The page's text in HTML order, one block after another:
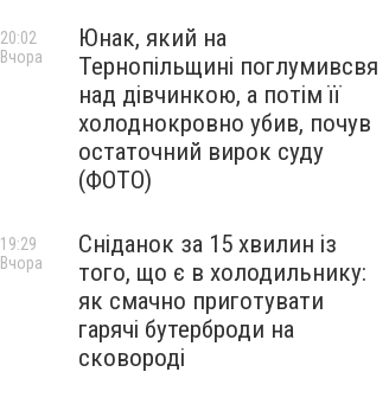
Юнак, який на
Тернопільщині поглумивсвя
над дівчинкою, а потім її
холоднокровно убив, почув
остаточний вирок суду
(ФОТО)
20:02
Вчора
Сніданок за 15 хвилин із
того, що є в холодильнику:
як смачно приготувати
гарячі бутерброди на
сковороді
19:29
Вчора